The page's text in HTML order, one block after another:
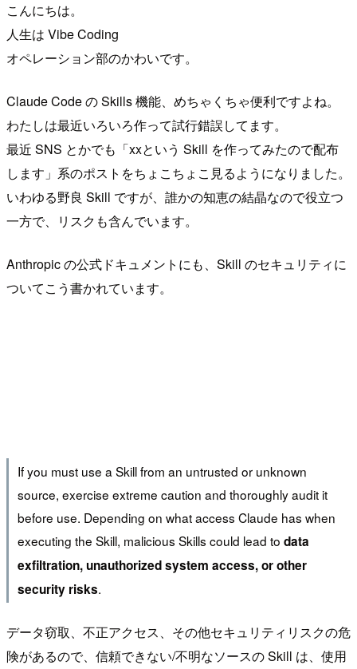
こんにちは。
人生は Vibe Coding
オペレーション部のかわいです。
Claude Code の Skills 機能、めちゃくちゃ便利ですよね。
わたしは最近いろいろ作って試行錯誤してます。
最近 SNS とかでも「xxという Skill を作ってみたので配布
します」系のポストをちょこちょこ見るようになりました。
いわゆる野良 Skill ですが、誰かの知恵の結晶なので役立つ
一方で、リスクも含んでいます。
Anthropic の公式ドキュメントにも、Skill のセキュリティに
ついてこう書かれています。
If you must use a Skill from an untrusted or unknown
source, exercise extreme caution and thoroughly audit it
before use. Depending on what access Claude has when
executing the Skill, malicious Skills could lead to data
exfiltration, unauthorized system access, or other
security risks.
データ窃取、不正アクセス、その他セキュリティリスクの危
険があるので、信頼できない/不明なソースの Skill は、使用